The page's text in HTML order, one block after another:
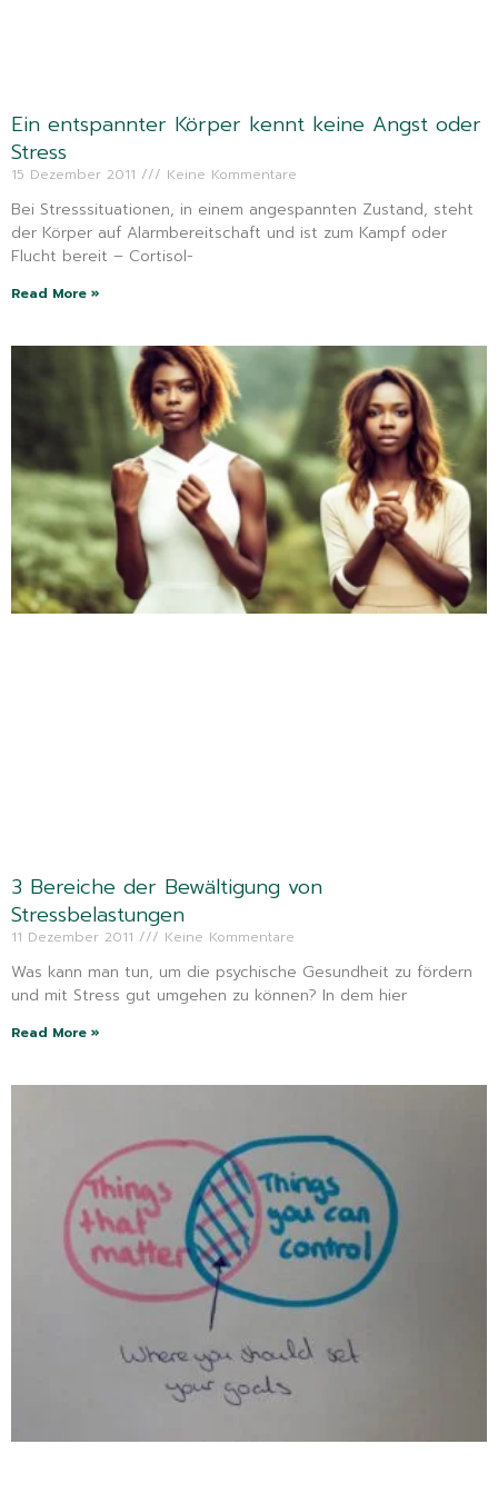
Ein entspannter Körper kennt keine Angst oder
Stress
15 Dezember 2011 Keine Kommentare
Bei Stresssituationen, in einem angespannten Zustand, steht
der Körper auf Alarmbereitschaft und ist zum Kampf oder
Flucht bereit – Cortisol-
Read More »
3 Bereiche der Bewältigung von
Stressbelastungen
11 Dezember 2011 Keine Kommentare
Was kann man tun, um die psychische Gesundheit zu fördern
und mit Stress gut umgehen zu können? In dem hier
Read More »